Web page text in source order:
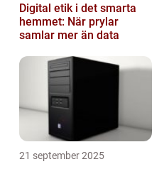
Digital etik i det smarta
hemmet: När prylar
samlar mer än data
21 september 2025